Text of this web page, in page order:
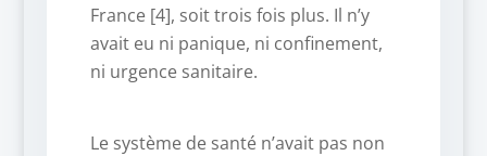
France [4], soit trois fois plus. Il n’y
avait eu ni panique, ni confinement,
ni urgence sanitaire.
Le système de santé n’avait pas non